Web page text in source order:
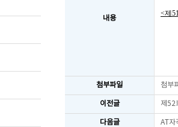
내용
<제
첨부파일 첨부
이전글 제52
다음글 AT자